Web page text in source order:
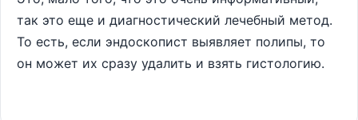
так это еще и диагностический лечебный метод.
То есть, если эндоскопист выявляет полипы, то
он может их сразу удалить и взять гистологию.